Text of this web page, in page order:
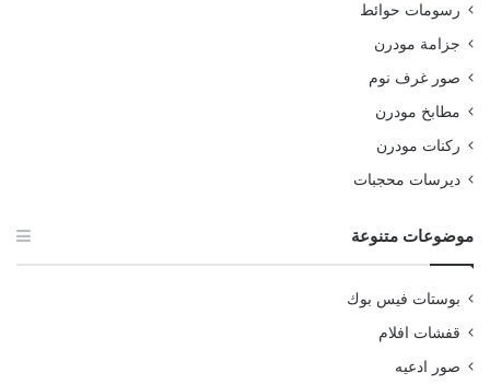
رسومات حوائط
جزامة مودرن
صور غرف نوم
مطابخ مودرن
ركنات مودرن
ديرسات محجبات
موضوعات متنوعة
بوستات فيس بوك
قفشات افلام
صور ادعيه